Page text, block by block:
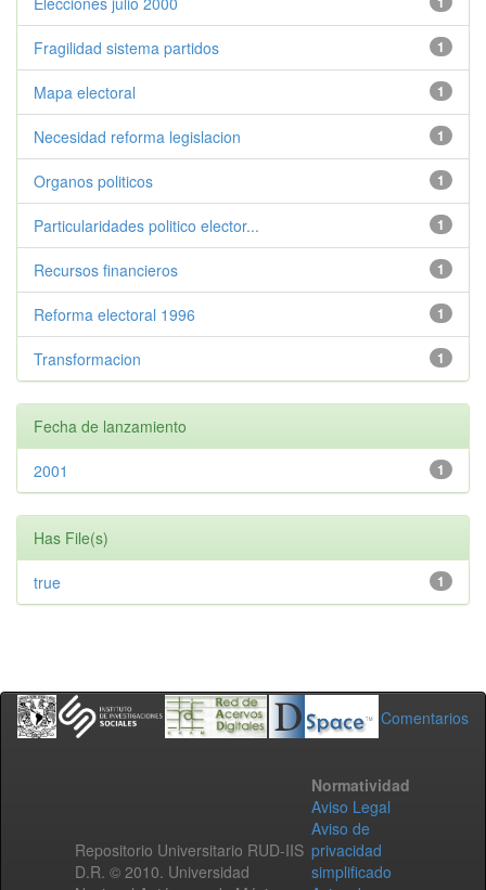
1
Fragilidad sistema partidos
1
Mapa electoral
1
Necesidad reforma legislacion
1
Organos politicos
1
Particularidades politico elector...
1
Recursos financieros
1
Reforma electoral 1996
1
Transformacion
Fecha de lanzamiento
1
2001
Has File(s)
1
true
Comentarios
Repositorio Universitario RUD-IIS
D.R. © 2010. Universidad
Normatividad
Aviso Legal
Aviso de
privacidad
simplificado